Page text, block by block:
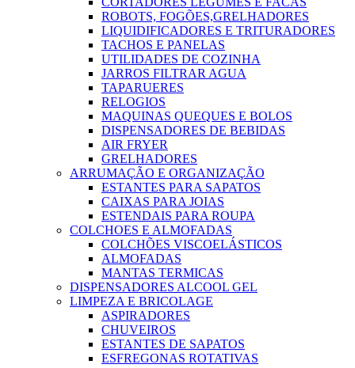
ROBOTS, FOGÕES,GRELHADORES
LIQUIDIFICADORES E TRITURADORES
TACHOS E PANELAS
UTILIDADES DE COZINHA
JARROS FILTRAR AGUA
TAPARUERES
RELOGIOS
MAQUINAS QUEQUES E BOLOS
DISPENSADORES DE BEBIDAS
AIR FRYER
GRELHADORES
ARRUMAÇÃO E ORGANIZAÇÃO
ESTANTES PARA SAPATOS
CAIXAS PARA JOIAS
ESTENDAIS PARA ROUPA
COLCHOES E ALMOFADAS
COLCHÕES VISCOELÁSTICOS
ALMOFADAS
MANTAS TERMICAS
DISPENSADORES ALCOOL GEL
LIMPEZA E BRICOLAGE
ASPIRADORES
CHUVEIROS
ESTANTES DE SAPATOS
ESFREGONAS ROTATIVAS